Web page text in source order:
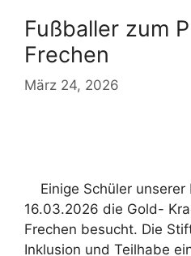
Fußballer zum
Frechen
März 24, 2026
Einige Schüler unserer
16.03.2026 die Gold-
Frechen besucht. Die
Inklusion und Teilhabe